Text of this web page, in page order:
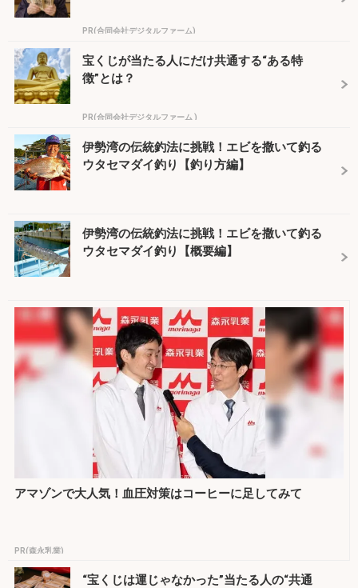
PR(合同会社デジタルファーム)
宝くじが当たる人にだけ共通する“ある特
徴”とは？
PR(合同会社デジタルファーム )
伊勢湾の伝統釣法に挑戦！エビを撒いて釣る
ウタセマダイ釣り【釣り方編】
伊勢湾の伝統釣法に挑戦！エビを撒いて釣る
ウタセマダイ釣り【概要編】
アマゾンで大人気！血圧対策はコーヒーに足してみて
PR(森永乳業)
“宝くじは運じゃなかった”当たる人の“共通